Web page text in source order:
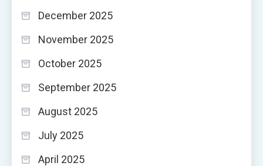
December 2025
November 2025
October 2025
September 2025
August 2025
July 2025
April 2025